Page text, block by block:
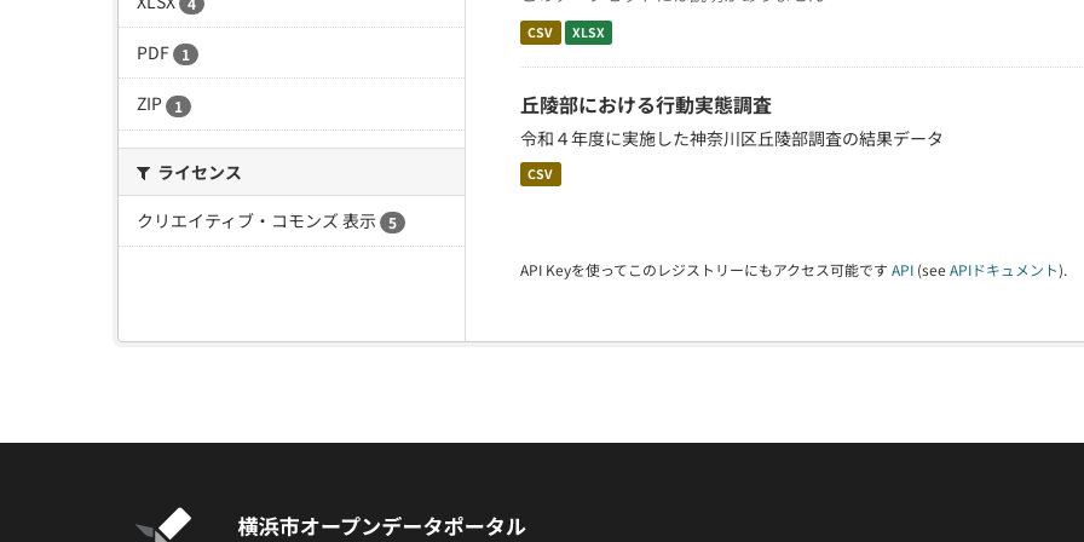
PDF 1
ZIP 1
ライセンス
クリエイティブ・コモンズ 表示 5
CSV XLSX
丘陵部における行動実態調査
令和４年度に実施した神奈川区丘陵部調査の結果データ
CSV
API Keyを使ってこのレジストリーにもアクセス可能です API (see APIドキュメント).